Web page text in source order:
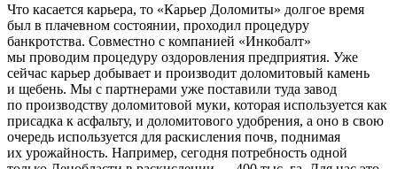
Что касается карьера, то «Карьер Доломиты» долгое время
был в плачевном состоянии, проходил процедуру
банкротства. Совместно с компанией «Инкобалт»
мы проводим процедуру оздоровления предприятия. Уже
сейчас карьер добывает и производит доломитовый камень
и щебень. Мы с партнерами уже поставили туда завод
по производству доломитовой муки, которая используется как
присадка к асфальту, и доломитового удобрения, а оно в свою
очередь используется для раскисления почв, поднимая
их урожайность. Например, сегодня потребность одной